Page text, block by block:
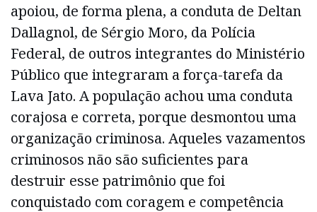
apoiou, de forma plena, a conduta de Deltan
Dallagnol, de Sérgio Moro, da Polícia
Federal, de outros integrantes do Ministério
Público que integraram a força-tarefa da
Lava Jato. A população achou uma conduta
corajosa e correta, porque desmontou uma
organização criminosa. Aqueles vazamentos
criminosos não são suficientes para
destruir esse patrimônio que foi
conquistado com coragem e competência